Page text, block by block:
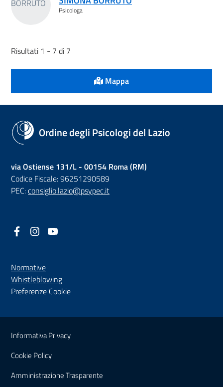
Psicologa
Risultati 1 - 7 di 7
Mappa
Ordine degli Psicologi del Lazio
via Ostiense 131/L - 00154 Roma (RM)
Codice Fiscale: 96251290589
PEC:consiglio.lazio@psypec.it
Facebook
(nuova scheda - new tab)
Instagram
(nuova scheda - new tab)
Normative
Whistleblowing(nuova scheda - new tab)
Preferenze Cookie
Sezione Link Utili
Informativa Privacy
Cookie Policy
Amministrazione Trasparente